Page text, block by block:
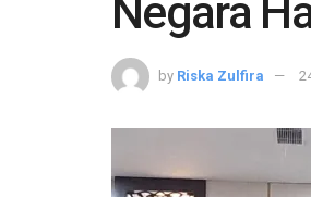
Negara
by Riska Zulfira